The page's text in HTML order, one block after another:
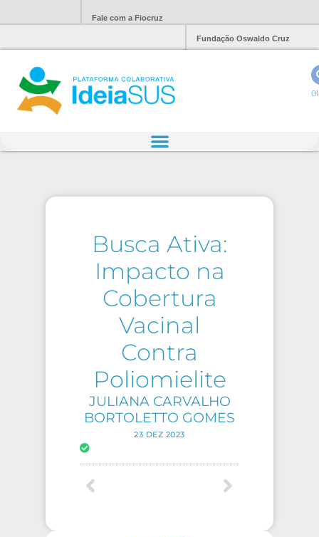
Fale com a Fiocruz
Fundação Oswaldo Cruz
Busca Ativa:
Impacto na
Cobertura
Vacinal
Contra
Poliomielite
JULIANA CARVALHO
BORTOLETTO GOMES
23 DEZ 2023